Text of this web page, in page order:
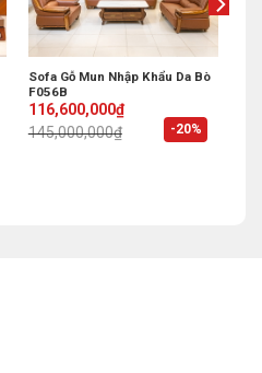
-20%
Sofa Gỗ Mun Nhập Khẩu Da Bò
F056B
145,000,000₫
Original
price
was:
116,600,000₫
Current
price
is: